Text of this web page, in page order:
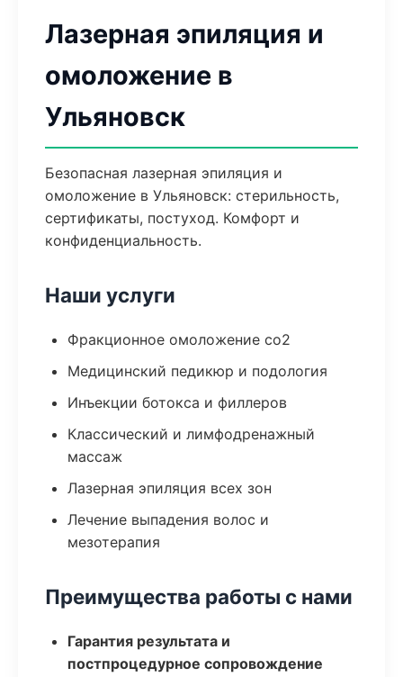
Лазерная эпиляция и
омоложение в
Ульяновск
Безопасная лазерная эпиляция и
омоложение в Ульяновск: стерильность,
сертификаты, постуход. Комфорт и
конфиденциальность.
Наши услуги
Фракционное омоложение co2
Медицинский педикюр и подология
Инъекции ботокса и филлеров
Классический и лимфодренажный
массаж
Лазерная эпиляция всех зон
Лечение выпадения волос и
мезотерапия
Преимущества работы с нами
Гарантия результата и
постпроцедурное сопровождение